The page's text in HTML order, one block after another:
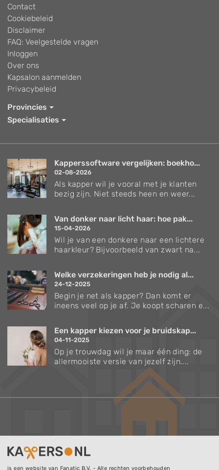
Contact
Cookiebeleid
Disclaimer
FAQ: Veelgestelde vragen
Inloggen
Over ons
Kapsalon aanmelden
Privacybeleid
Provincies
Specialisaties
Kapperssoftware vergelijken: boekho...
02-08-2026
Als kapper wil je vooral met je klanten
bezig zijn. Niet steeds heen en weer...
Van donker naar licht haar: hoe pak...
15-04-2026
Wil je van een donkere naar een lichtere
haarkleur? Bijvoorbeeld van zwart na...
Welke verzekeringen heb je nodig al...
24-12-2025
Begin je net als kapper? Dan komt er
ineens veel op je af. Je koopt scharen e...
Een kapper kiezen voor je bruidskap...
04-11-2025
Op je trouwdag wil je maar één ding: de
allermooiste versie van jezelf zijn....
is een website van Fanatic B.V. - Alle rechten voorbehouden